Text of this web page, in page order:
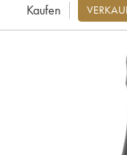
Kaufen